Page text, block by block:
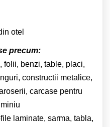
otel
precum:
folii, benzi, table, placi,
constructii metalice,
carcase pentru
laminate, sarma, tabla,